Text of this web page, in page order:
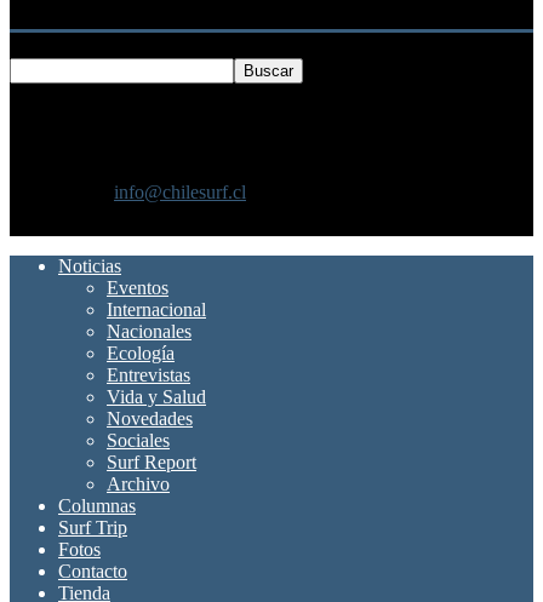
info@chilesurf.cl
Noticias
Eventos
Internacional
Nacionales
Ecología
Entrevistas
Vida y Salud
Novedades
Sociales
Surf Report
Archivo
Columnas
Surf Trip
Fotos
Contacto
Tienda